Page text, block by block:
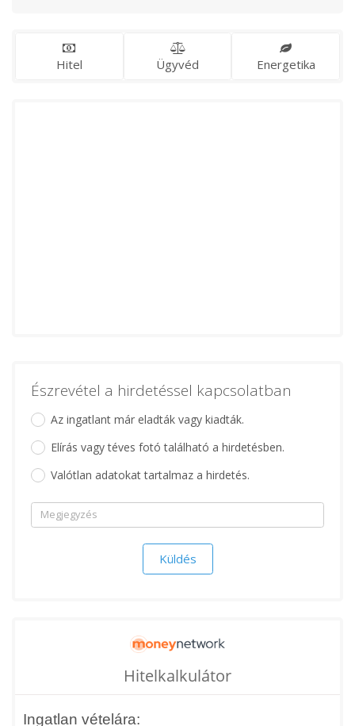
Hitel Ügyvéd Energetika
Észrevétel a hirdetéssel kapcsolatban
Az ingatlant már eladták vagy kiadták.
Elírás vagy téves fotó található a hirdetésben.
Valótlan adatokat tartalmaz a hirdetés.